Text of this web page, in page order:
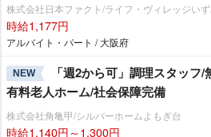
株式会社日本ファクト/ライフ・ヴィレッジい
時給1,177円
アルバイト・パート / 大阪府
NEW
「週2から可」調理スタッフ
有料老人ホーム/社会保障完備
株式会社角亀甲/シルバーホームよもぎ台
時給1,140円～1,300円